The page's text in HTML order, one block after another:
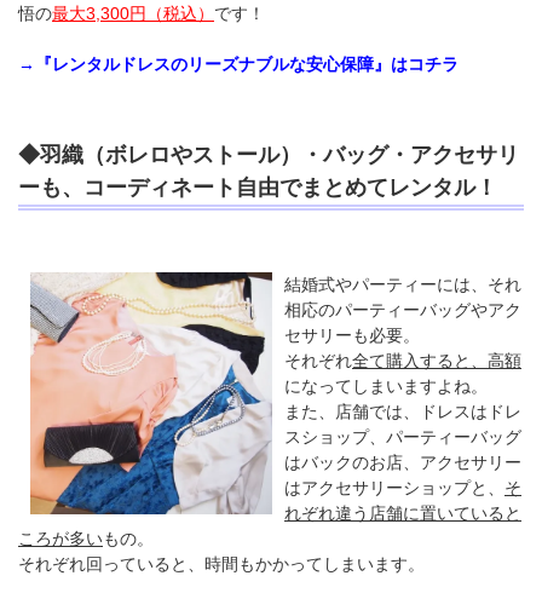
悟の最大3,300円（税込） です！
→『レンタルドレスのリーズナブルな安心保障』はコチラ
◆羽織（ボレロやストール）・バッグ・アクセサリ
ーも、コーディネート自由でまとめてレンタル！
結婚式やパーティーには、それ
相応のパーティーバッグやアク
セサリーも必要。
それぞれ全て購入すると、高額
になってしまいますよね。
また、店舗では、ドレスはドレ
スショップ、パーティーバッグ
はバックのお店、アクセサリー
はアクセサリーショップと、 そ
れぞれ違う店舗に置いていると
ころが多いもの。
それぞれ回っていると、時間もかかってしまいます。